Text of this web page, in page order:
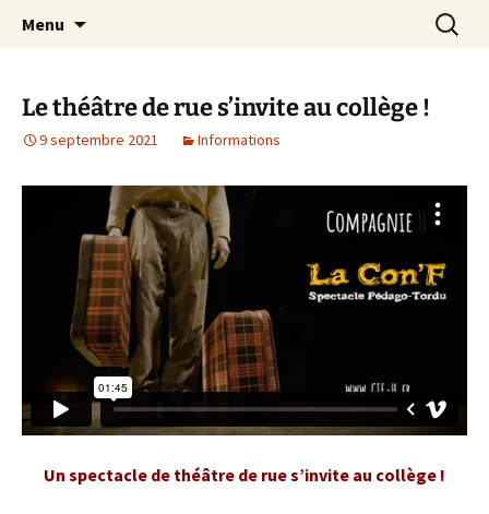
Collège Henri Dheurle
Site officiel du Collège Henri Dheurle de La
Teste de Buch (Bassin d'Arcachon – Gironde)
Menu
Le théâtre de rue s’invite au collège !
9 septembre 2021 Informations
Un spectacle de théâtre de rue s’invite au collège !